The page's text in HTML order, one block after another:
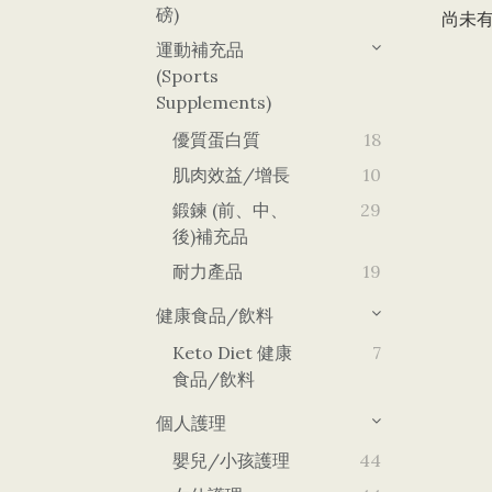
磅)
運動補充品
(Sports
Supplements)
優質蛋白質
18
肌肉效益/增長
10
鍛鍊 (前、中、
後)補充品
29
耐力產品
19
健康食品/飲料
Keto Diet 健康
食品/飲料
7
個人護理
嬰兒/小孩護理
44
尚未